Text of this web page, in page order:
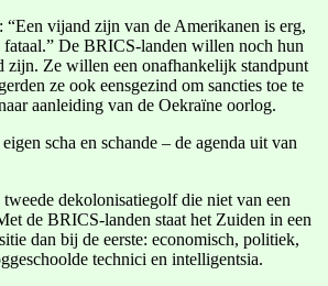
“Een vijand zijn van de Amerikanen is erg,
De BRICS-landen willen noch hun
zijn. Ze willen een onafhankelijk standpunt
ze ook eensgezind om sancties toe te
aanleiding van de Oekraïne oorlog.
scha en schande – de agenda uit van
tweede dekolonisatiegolf die niet van een
de BRICS-landen staat het Zuiden in een
dan bij de eerste: economisch, politiek,
technici en intelligentsia.